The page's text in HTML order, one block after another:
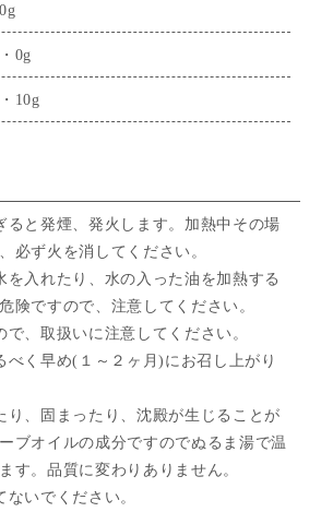
0g
10g
ると発煙、発火します。加熱中その場
必ず火を消してください。
を入れたり、水の入った油を加熱する
険ですので、注意してください。
で、取扱いに注意してください。
べく早め(１～２ヶ月)にお召し上がり
り、固まったり、沈殿が生じることが
ブオイルの成分ですのでぬるま湯で温
す。品質に変わりありません。
いでください。